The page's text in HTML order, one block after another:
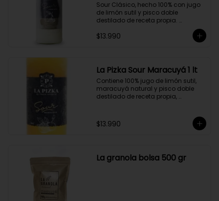
Sour Clásico, hecho 100% con jugo
de limón sutil y pisco doble
destilado de receta propia.
Elaborado en el corazón del Valle
del Elqui, hecho a partir de uva
$13.990
La Pizka Sour Maracuyá 1 lt
Contiene 100% jugo de limón sutil,
maracuyá natural y pisco doble
destilado de receta propia,
Características:
duración es de 12 meses a partir de
$13.990
La granola bolsa 500 gr